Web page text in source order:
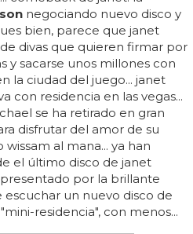
negociando nuevo disco y
bien, parece que janet
divas que quieren firmar por
y sacarse unos millones con
la ciudad del juego... janet
con residencia en las vegas...
se ha retirado en gran
disfrutar del amor de su
al mana... ya han
el último disco de janet
por la brillante
escuchar un nuevo disco de
"mini-residencia", con menos...